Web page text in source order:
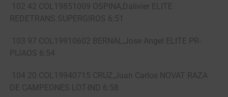
102 42 COL19851009 OSPINA,Dalivier ELITE
REDETRANS SUPERGIROS 6:51
103 97 COL19910602 BERNAL,Jose Angel ELITE PR-
PIJAOS 6:54
104 20 COL19940715 CRUZ,Juan Carlos NOVAT RAZA
DE CAMPEONES LOT-IND 6:58